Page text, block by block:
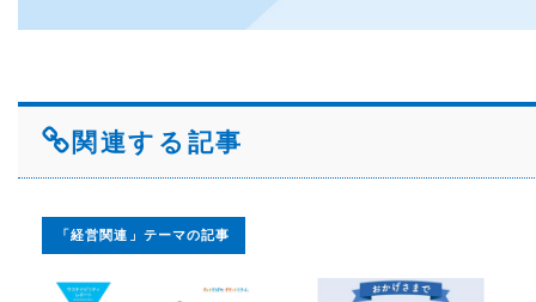
関連する記事
「経営関連」テーマの記事